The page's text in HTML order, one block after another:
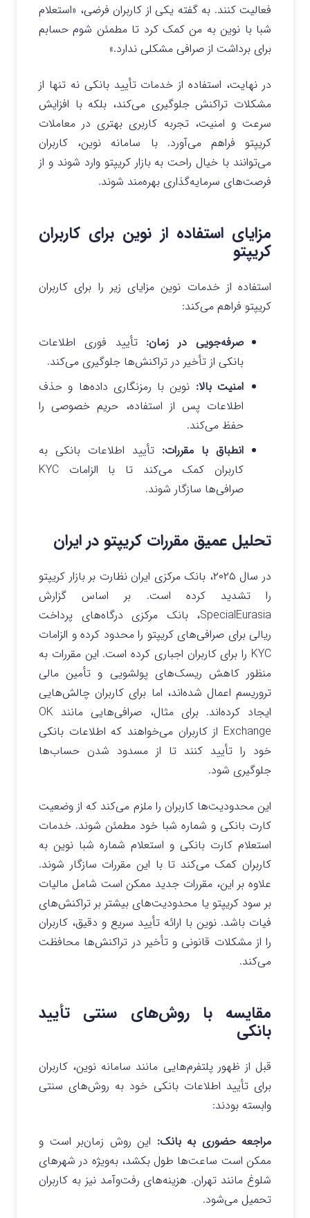
فعالیت کنند. به گفته یکی از کاربران فرضی، «استعلام
شبا با نوین به من کمک کرد تا مطمئن شوم حسابم
برای برداشت از صرافی مشکلی ندارد.»
در نهایت، استفاده از خدمات تأیید بانکی نه تنها از
مشکلات تراکنش جلوگیری می‌کند، بلکه با افزایش
سرعت و امنیت، تجربه کاربری بهتری در معاملات
کریپتو فراهم می‌آورد. با سامانه نوین، کاربران
می‌توانند با خیال راحت به بازار کریپتو وارد شوند و از
فرصت‌های سرمایه‌گذاری بهره‌مند شوند.
مزایای استفاده از نوین برای کاربران
کریپتو
استفاده از خدمات نوین مزایای زیر را برای کاربران
کریپتو فراهم می‌کند:
صرفه‌جویی در زمان: تأیید فوری اطلاعات
بانکی از تأخیر در تراکنش‌ها جلوگیری می‌کند.
امنیت بالا: نوین با رمزنگاری داده‌ها و حذف
اطلاعات پس از استفاده، حریم خصوصی را
حفظ می‌کند.
انطباق با مقررات: تأیید اطلاعات بانکی به
کاربران کمک می‌کند تا با الزامات KYC
صرافی‌ها سازگار شوند.
تحلیل عمیق مقررات کریپتو در ایران
در سال ۲۰۲۵، بانک مرکزی ایران نظارت بر بازار کریپتو
را تشدید کرده است. بر اساس گزارش
SpecialEurasia، بانک مرکزی درگاه‌های پرداخت
ریالی برای صرافی‌های کریپتو را محدود کرده و الزامات
KYC را برای کاربران اجباری کرده است. این مقررات به
منظور کاهش ریسک‌های پولشویی و تأمین مالی
تروریسم اعمال شده‌اند، اما برای کاربران چالش‌هایی
ایجاد کرده‌اند. برای مثال، صرافی‌هایی مانند OK
Exchange از کاربران می‌خواهند که اطلاعات بانکی
خود را تأیید کنند تا از مسدود شدن حساب‌ها
جلوگیری شود.
این محدودیت‌ها کاربران را ملزم می‌کند که از وضعیت
کارت بانکی و شماره شبا خود مطمئن شوند. خدمات
استعلام کارت بانکی و استعلام شماره شبا نوین به
کاربران کمک می‌کند تا با این مقررات سازگار شوند.
علاوه بر این، مقررات جدید ممکن است شامل مالیات
بر سود کریپتو یا محدودیت‌های بیشتر بر تراکنش‌های
فیات باشد. نوین با ارائه تأیید سریع و دقیق، کاربران
را از مشکلات قانونی و تأخیر در تراکنش‌ها محافظت
می‌کند.
مقایسه با روش‌های سنتی تأیید
بانکی
قبل از ظهور پلتفرم‌هایی مانند سامانه نوین، کاربران
برای تأیید اطلاعات بانکی خود به روش‌های سنتی
وابسته بودند:
مراجعه حضوری به بانک: این روش زمان‌بر است و
ممکن است ساعت‌ها طول بکشد، به‌ویژه در شهرهای
شلوغ مانند تهران. هزینه‌های رفت‌وآمد نیز به کاربران
تحمیل می‌شود.